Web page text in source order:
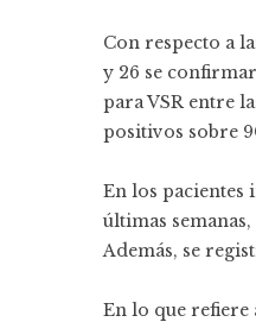
Con respecto a
y 26 se
para VSR entre
positivos sobre
En los pacientes
últimas
Además, se
En lo que refiere